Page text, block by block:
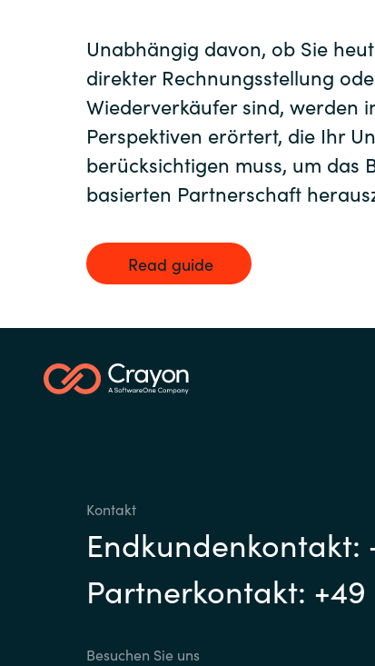
Unabhängig davon, ob Sie
direkter Rechnungsstellung
Wiederverkäufer sind, werden
Perspektiven erörtert, die Ihr
berücksichtigen muss, um das
basierten Partnerschaft
Read guide
Kontakt
Endkundenkontakt:
Partnerkontakt:
Besuchen Sie uns